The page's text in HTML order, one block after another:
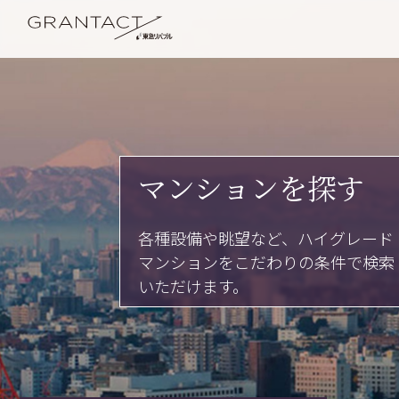
マンションを探す
各種設備や眺望など、ハイグレード
マンションをこだわりの条件で検索
いただけます。